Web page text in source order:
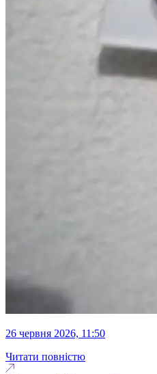
26 червня 2026, 11:50
Читати повністю